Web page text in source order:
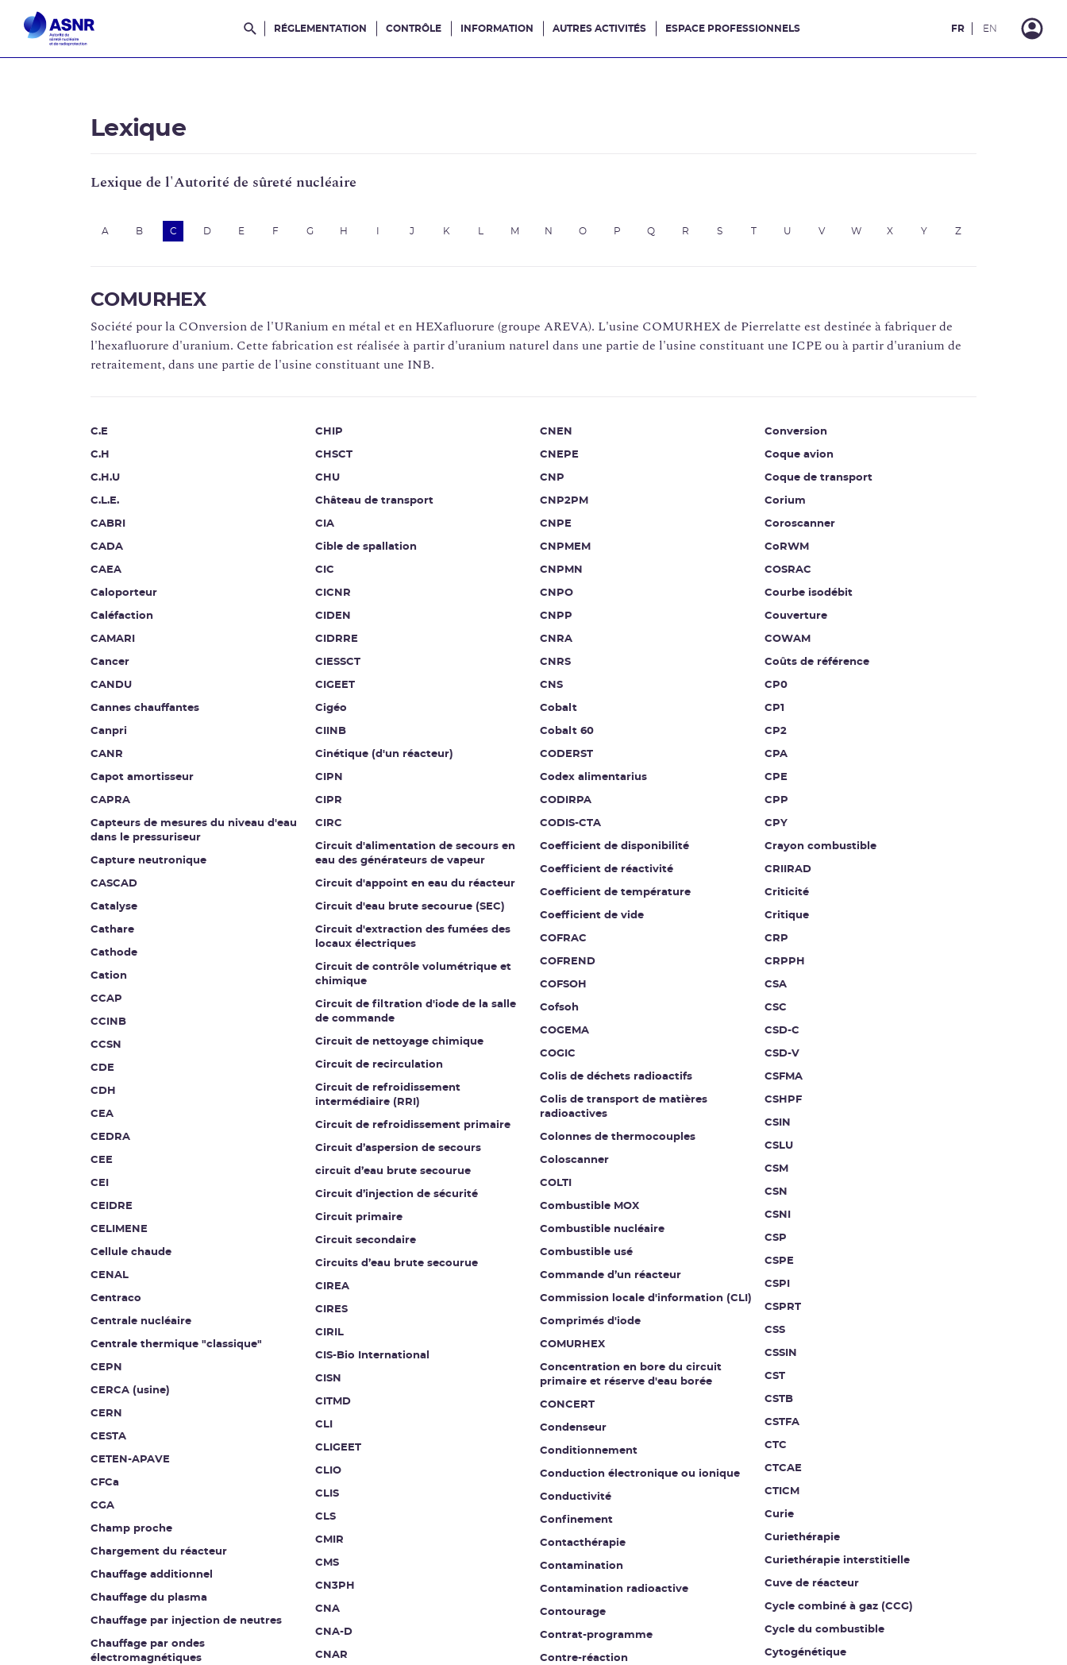
Rechercher dans le site
RÉGLEMENTATION CONTRÔLE INFORMATION AUTRES ACTIVITÉS ESPACE PROFESSIONNELS FR EN
Lexique
Lexique de l'Autorité de sûreté nucléaire
A B C D E F G H J K M N O P Q R S T U V W X Y Z
COMURHEX
Société pour la COnversion de l'URanium en métal et en HEXafluorure (groupe AREVA). L'usine COMURHEX de Pierrelatte est destinée à fabriquer de
l'hexafluorure d'uranium. Cette fabrication est réalisée à partir d'uranium naturel dans une partie de l'usine constituant une ICPE ou à partir d'uranium de
retraitement, dans une partie de l'usine constituant une INB.
C.E
C.H
C.H.U
C.L.E.
CABRI
CADA
CAEA
Caloporteur
Caléfaction
CAMARI
Cancer
CANDU
Cannes chauffantes
Canpri
CANR
Capot amortisseur
CAPRA
Capteurs de mesures du niveau d'eau
dans le pressuriseur
Capture neutronique
CASCAD
Catalyse
Cathare
Cathode
Cation
CCAP
CCINB
CCSN
CDE
CDH
CEA
CEDRA
CEE
CEI
CEIDRE
CELIMENE
Cellule chaude
CENAL
Centraco
Centrale nucléaire
Centrale thermique "classique"
CEPN
CERCA (usine)
CERN
CESTA
CETEN-APAVE
CFCa
CGA
Champ proche
Chargement du réacteur
Chauffage additionnel
Chauffage du plasma
Chauffage par injection de neutres
Chauffage par ondes
électromagnétiques
CHIP
CHSCT
CHU
Château de transport
CIA
Cible de spallation
CIC
CICNR
CIDEN
CIDRRE
CIESSCT
CIGEET
Cigéo
CIINB
Cinétique (d'un réacteur)
CIPN
CIPR
CIRC
Circuit d'alimentation de secours en
eau des générateurs de vapeur
Circuit d'appoint en eau du réacteur
Circuit d'eau brute secourue (SEC)
Circuit d'extraction des fumées des
locaux électriques
Circuit de contrôle volumétrique et
chimique
Circuit de filtration d'iode de la salle
de commande
Circuit de nettoyage chimique
Circuit de recirculation
Circuit de refroidissement
intermédiaire (RRI)
Circuit de refroidissement primaire
Circuit d’aspersion de secours
circuit d’eau brute secourue
Circuit d’injection de sécurité
Circuit primaire
Circuit secondaire
Circuits d’eau brute secourue
CIREA
CIRES
CIRIL
CIS-Bio International
CISN
CITMD
CLI
CLIGEET
CLIO
CLIS
CLS
CMIR
CMS
CN3PH
CNA
CNA-D
CNAR
CNEN
CNEPE
CNP
CNP2PM
CNPE
CNPMEM
CNPMN
CNPO
CNPP
CNRA
CNRS
CNS
Cobalt
Cobalt 60
CODERST
Codex alimentarius
CODIRPA
CODIS-CTA
Coefficient de disponibilité
Coefficient de réactivité
Coefficient de température
Coefficient de vide
COFRAC
COFREND
COFSOH
Cofsoh
COGEMA
COGIC
Colis de déchets radioactifs
Colis de transport de matières
radioactives
Colonnes de thermocouples
Coloscanner
COLTI
Combustible MOX
Combustible nucléaire
Combustible usé
Commande d’un réacteur
Commission locale d'information (CLI)
Comprimés d'iode
COMURHEX
Concentration en bore du circuit
primaire et réserve d'eau borée
CONCERT
Condenseur
Conditionnement
Conduction électronique ou ionique
Conductivité
Confinement
Contacthérapie
Contamination
Contamination radioactive
Contourage
Contrat-programme
Contre-réaction
Conversion
Coque avion
Coque de transport
Corium
Coroscanner
CoRWM
COSRAC
Courbe isodébit
Couverture
COWAM
Coûts de référence
CP0
CP1
CP2
CPA
CPE
CPP
CPY
Crayon combustible
CRIIRAD
Criticité
Critique
CRP
CRPPH
CSA
CSC
CSD-C
CSD-V
CSFMA
CSHPF
CSIN
CSLU
CSM
CSN
CSNI
CSP
CSPE
CSPI
CSPRT
CSS
CSSIN
CST
CSTB
CSTFA
CTC
CTCAE
CTICM
Curie
Curiethérapie
Curiethérapie interstitielle
Cuve de réacteur
Cycle combiné à gaz (CCG)
Cycle du combustible
Cytogénétique